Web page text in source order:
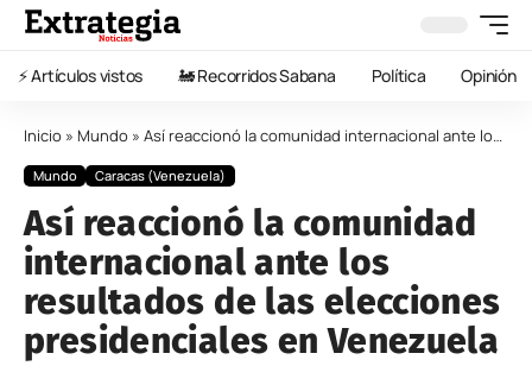
⚡️ Artículos vistos 🚂 Recorridos Sabana Política Opinión
Inicio » Mundo » Así reaccionó la comunidad internacional ante los resultados de las elecciones presidenciales en Venezuela
Mundo Caracas (Venezuela)
Así reaccionó la comunidad
internacional ante los
resultados de las elecciones
presidenciales en Venezuela